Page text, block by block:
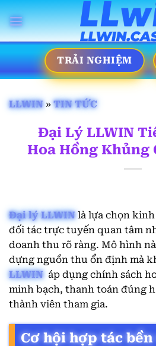
Bỏ
qua
nội
TRẢI NGHIỆM
LLWIN» TIN TỨC
Đại Lý LLWIN
Hoa Hồng Khủng
Đại lý LLWINlà lựa chọn
đối tác trực tuyến quan tâm
doanh thu rõ ràng. Mô hình
dựng nguồn thu ổn định mà
LLWIN áp dụng chính sách
minh bạch, thanh toán đúng
thành viên tham gia.
Cơ hội hợp tác